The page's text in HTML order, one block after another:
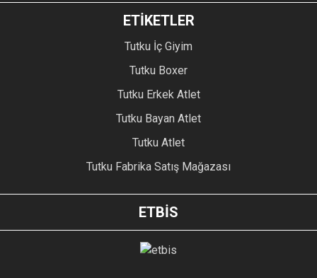
ETİKETLER
Tutku İç Giyim
Tutku Boxer
Tutku Erkek Atlet
Tutku Bayan Atlet
Tutku Atlet
Tutku Fabrika Satış Mağazası
ETBİS